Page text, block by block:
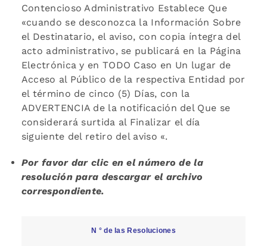
Contencioso Administrativo Establece Que
«cuando se desconozca la Información Sobre
el Destinatario, el aviso, con copia íntegra del
acto administrativo, se publicará en la Página
Electrónica y en TODO Caso en Un lugar de
Acceso al Público de la respectiva Entidad por
el término de cinco (5) Días, con la
ADVERTENCIA de la notificación del Que se
considerará surtida al Finalizar el día
siguiente del retiro del aviso «.
Por favor dar clic en el número de la
resolución para descargar el archivo
correspondiente.
N ° de las Resoluciones